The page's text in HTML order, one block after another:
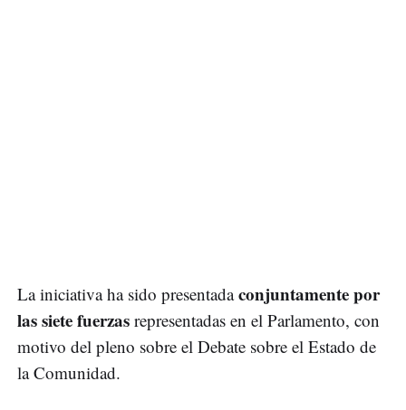
La iniciativa ha sido presentadaconjuntamente por
las siete fuerzas representadas en el Parlamento, con
motivo del pleno sobre el Debate sobre el Estado de
la Comunidad.